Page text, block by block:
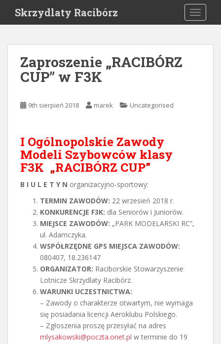
i
Skrzydlaty Racibórz
Zaproszenie „RACIBÓRZ
CUP” w F3K
9th sierpień 2018 marek Uncategorised
I Ogólnopolskie Zawody
Modeli Szybowców klasy
F3K „RACIBÓRZ CUP”
B I U L E T Y N organizacyjno-sportowy:
TERMIN ZAWODÓW: 22 wrzesień 2018 r.
KONKURENCJE F3K: dla Seniorów i Juniorów.
MIEJSCE ZAWODÓW: „PARK MODELARSKI RC”,
ul. Adamczyka.
WSPÓŁRZĘDNE GPS MIEJSCA ZAWODÓW:
080407, 18.236147
ORGANIZATOR: Raciborskie Stowarzyszenie
Lotnicze Skrzydlaty Racibórz.
WARUNKI UCZESTNICTWA:
– Zawody o charakterze otwartym, nie wymaga
się posiadania licencji Aeroklubu Polskiego.
– Zgłoszenia proszę przesyłać na adres
mlysakowski@poczta.onet.pl w terminie do 19